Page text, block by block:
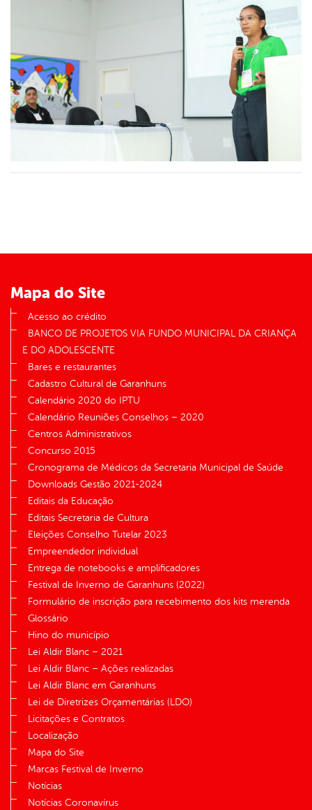
Mapa do Site
Acesso ao crédito
BANCO DE PROJETOS VIA FUNDO MUNICIPAL DA CRIANÇA
E DO ADOLESCENTE
Bares e restaurantes
Cadastro Cultural de Garanhuns
Calendário 2020 do IPTU
Calendário Reuniões Conselhos – 2020
Centros Administrativos
Concurso 2015
Cronograma de Médicos da Secretaria Municipal de Saúde
Downloads Gestão 2021-2024
Editais da Educação
Editais Secretaria de Cultura
Eleições Conselho Tutelar 2023
Empreendedor individual
Entrega de notebooks e amplificadores
Festival de Inverno de Garanhuns (2022)
Formulário de inscrição para recebimento dos kits merenda
Glossário
Hino do município
Lei Aldir Blanc – 2021
Lei Aldir Blanc – Ações realizadas
Lei Aldir Blanc em Garanhuns
Lei de Diretrizes Orçamentárias (LDO)
Licitações e Contratos
Localização
Mapa do Site
Marcas Festival de Inverno
Notícias
Notícias Coronavírus